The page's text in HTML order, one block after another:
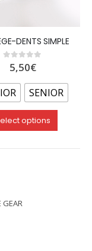
DENTS SIMPLE
out of 5
5,50€
SENIOR
options
GEAR